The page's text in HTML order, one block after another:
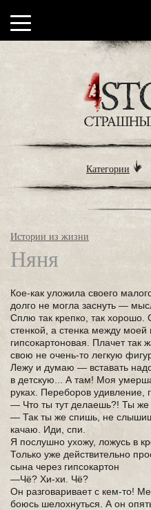
Категории
Истории из жизни
Няня
Кое-как уложила своего
долго не могла заснуть —
Сплю так крепко, так
стенкой, а стенка между моей
гипсокартоновая. Плачет так
свою не очень-то легкую
Лежу и думаю — вставать
в детскую... А там! Моя
руках. Переборов удивление,
— Что ты тут делаешь?! Ты же
— Так ты же спишь, не
качаю. Иди, спи.
Я послушно ухожу, ложусь в
Только уже действительно
сына через гипсокартон
—Чё? Хи-хи. Чё?
Он разговаривает с кем-то!
боюсь шелохнуться. А он